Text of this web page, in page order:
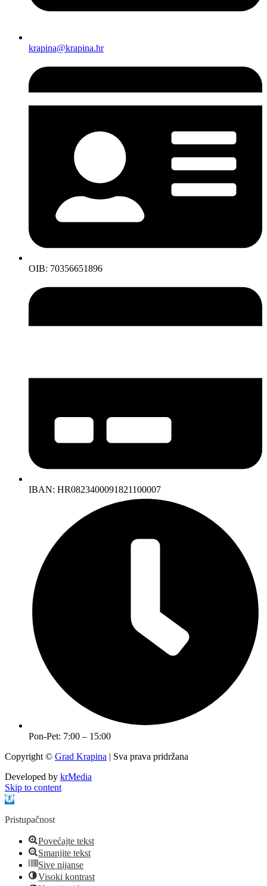
krapina@krapina.hr
OIB: 70356651896
IBAN: HR0823400091821100007
Pon-Pet: 7:00 – 15:00
Copyright © Grad Krapina | Sva prava pridržana
Developed by krMedia
Skip to content
Open toolbar
Pristupačnost
Povećajte tekst
Smanjite tekst
Sive nijanse
Visoki kontrast